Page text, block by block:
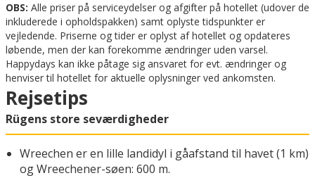
OBS: Alle priser på serviceydelser og afgifter på hotellet (udover de
inkluderede i opholdspakken) samt oplyste tidspunkter er
vejledende. Priserne og tider er oplyst af hotellet og opdateres
løbende, men der kan forekomme ændringer uden varsel.
Happydays kan ikke påtage sig ansvaret for evt. ændringer og
henviser til hotellet for aktuelle oplysninger ved ankomsten.
Rejsetips
Rügens store seværdigheder
Wreechen er en lille landidyl i gåafstand til havet (1 km)
og Wreechener-søen: 600 m.